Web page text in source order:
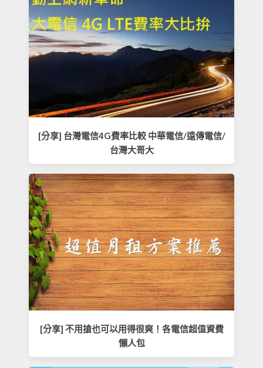
[分享] 台灣電信4G費率比較 中華電信/遠傳電信/
台灣大哥大
[分享] 不用搶也可以用得很爽！各電信超值資費
懶人包